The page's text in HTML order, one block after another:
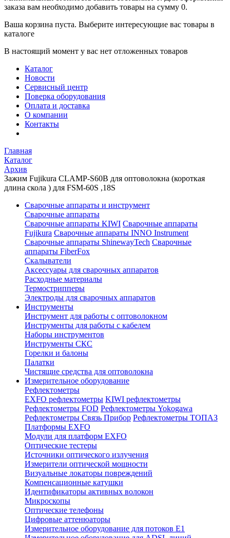
заказа вам необходимо добавить товары на сумму 0.
Ваша корзина пуста. Выберите интересующие вас товары в
каталоге
В настоящий момент у вас нет отложенных товаров
Каталог
Новости
Сервисный центр
Поверка оборудования
Оплата и доставка
О компании
Контакты
Главная
Каталог
Архив
Зажим Fujikura CLAMP-S60B для оптоволокна (короткая
длина скола ) для FSM-60S ,18S
Сварочные аппараты и инструмент
Сварочные аппараты
Сварочные аппараты KIWI Сварочные аппараты
Fujikura Сварочные аппараты INNO Instrument
Сварочные аппараты ShinewayTech Cварочные
аппараты FiberFox
Скалыватели
Аксессуары для сварочных аппаратов
Расходные материалы
Термострипперы
Электроды для сварочных аппаратов
Инструменты
Инструмент для работы с оптоволокном
Инструменты для работы с кабелем
Наборы инструментов
Инструменты СКС
Горелки и балоны
Палатки
Чистящие средства для оптоволокна
Измерительное оборудование
Рефлектометры
EXFO рефлектометры KIWI рефлектометры
Рефлектометры FOD Рефлектометры Yokogawa
Рефлектометры Связь Прибор Рефлектометры ТОПАЗ
Платформы EXFO
Модули для платформ EXFO
Оптические тестеры
Источники оптического излучения
Измерители оптической мощности
Визуальные локаторы повреждений
Компенсационные катушки
Идентификаторы активных волокон
Микроскопы
Оптические телефоны
Цифровые аттенюаторы
Измерительное оборудование для потоков Е1